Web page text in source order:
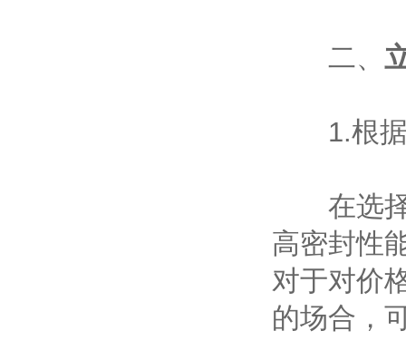
二、
1.根据
在选择
高密封性
对于对价
的场合，